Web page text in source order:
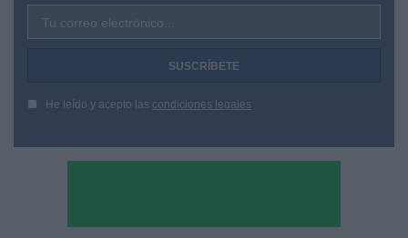
Tu correo electrónico...
He leído y acepto las condiciones legales